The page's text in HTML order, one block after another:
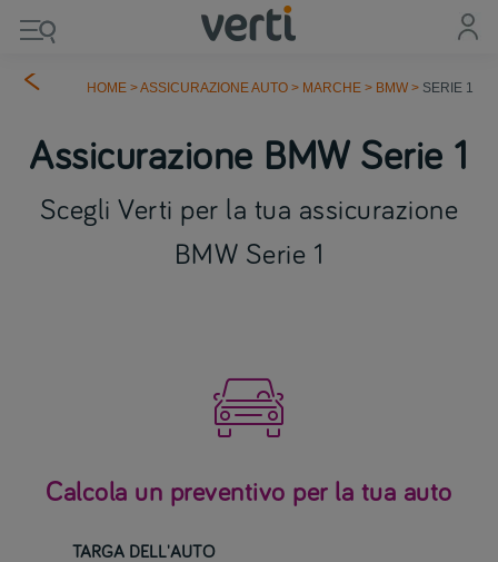
HOME>ASSICURAZIONE AUTO> MARCHE> BMW> SERIE 1
Assicurazione BMW Serie 1
Scegli Verti per la tua assicurazione
BMW Serie 1

Calcola un preventivo per la tua auto
TARGA DELL'AUTO